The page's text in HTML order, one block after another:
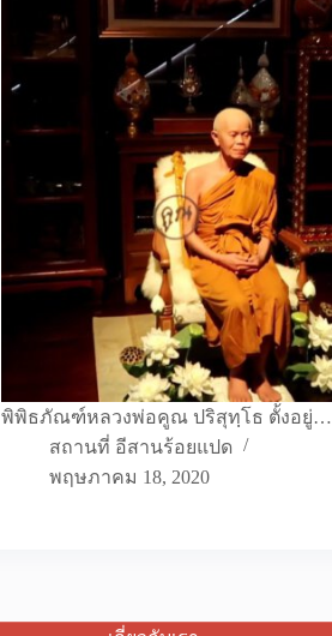
พิพิธภัณฑ์หลวงพ่อคูณ ปริสุทฺโธ ตั้งอยู่…
สถานที่ อีสานร้อยแปด
พฤษภาคม 18, 2020